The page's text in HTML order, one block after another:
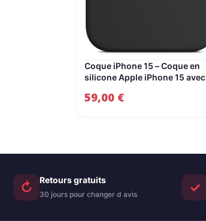
Coque iPhone 15 – Coque en
silicone Apple iPhone 15 avec
59,00 €
↻ Retours gratuits
30 jours pour changer d avis ✓